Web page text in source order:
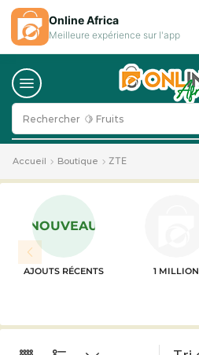
Rechercher 🍋 Fruits
Accueil Boutique ZTE
NOUVEAU
AJOUTS RÉCENTS 1 MILLION
Online Africa
Meilleure expérience sur l'app